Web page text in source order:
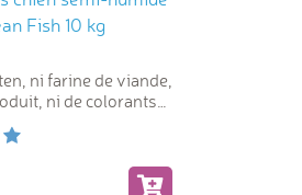
Fish 10 kg
ni farine de viande,
ni de colorants